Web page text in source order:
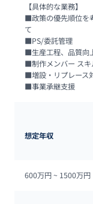
【具体的な業務】
■政策の優先順位を
て
■PS/委託管理
■生産工程、品質向
■制作メンバー スキ
■増設・リプレース
■事業承継支援
想定年収
600万円 ~ 1500万円